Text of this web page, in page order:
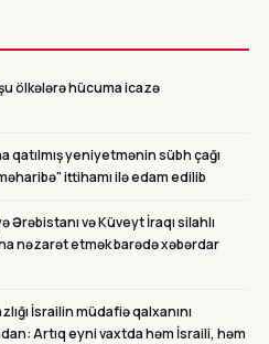
ölkələrə hücuma icazə
qatılmış yeniyetmənin sübh çağı
ittihamı ilə edam edilib
və Küveyt İraqı silahlı
nəzarət etmək barədə xəbərdar
İsrailin müdafiə qalxanını
Artıq eyni vaxtda həm İsraili, həm